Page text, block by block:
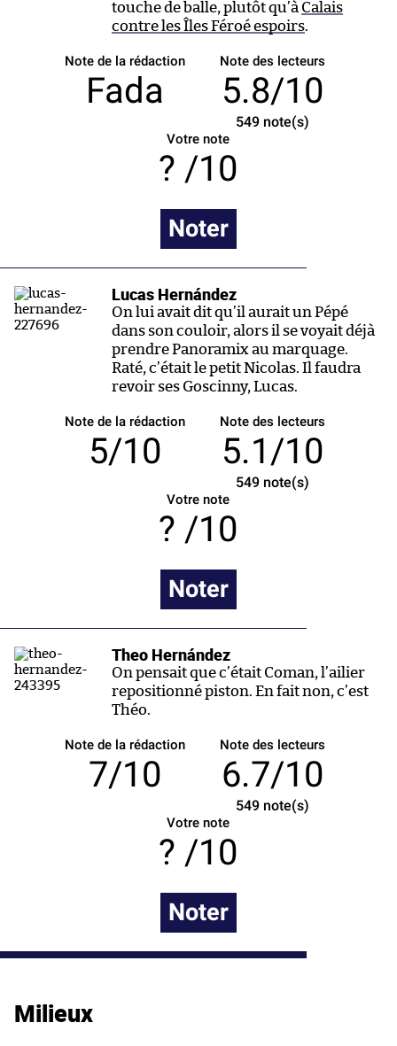
touche de balle, plutôt qu’à Calais
contre les Îles Féroé espoirs.
Note de la rédaction
Fada
Note des lecteurs
5.8/10
549note(s)
Votre note
/10
Noter
Lucas Hernández
On lui avait dit qu’il aurait un Pépé
dans son couloir, alors il se voyait déjà
prendre Panoramix au marquage.
Raté, c’était le petit Nicolas. Il faudra
revoir ses Goscinny, Lucas.
Note de la rédaction
5/10
Note des lecteurs
5.1/10
549note(s)
Votre note
/10
Noter
Theo Hernández
On pensait que c’était Coman, l’ailier
repositionné piston. En fait non, c’est
Théo.
Note de la rédaction
7/10
Note des lecteurs
6.7/10
549note(s)
Votre note
/10
Noter
Milieux